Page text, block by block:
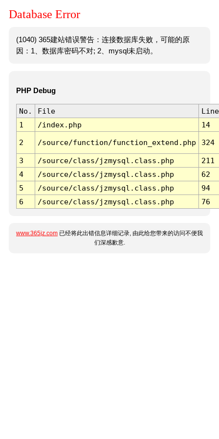
Database Error
(1040) 365建站错误警告：连接数据库失败，可能的原
因：1、数据库密码不对; 2、mysql未启动。
PHP Debug
No. File
Line
1
/index.php 14
2 /source/function/function_extend.php 324
3 /source/class/jzmysql.class.php
211
4
/source/class/jzmysql.class.php
62
5
/source/class/jzmysql.class.php
94
6
/source/class/jzmysql.class.php 76
www.365jz.com 已经将此出错信息详细记录, 由此给您带来的访问不便我
们深感歉意.